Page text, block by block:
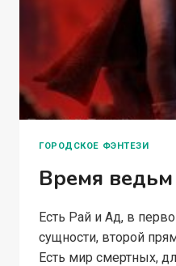
ГОРОДСКОЕ ФЭНТЕЗИ
Время ведьм
Есть Рай и Ад, в
сущности, второй
Есть мир смертных,